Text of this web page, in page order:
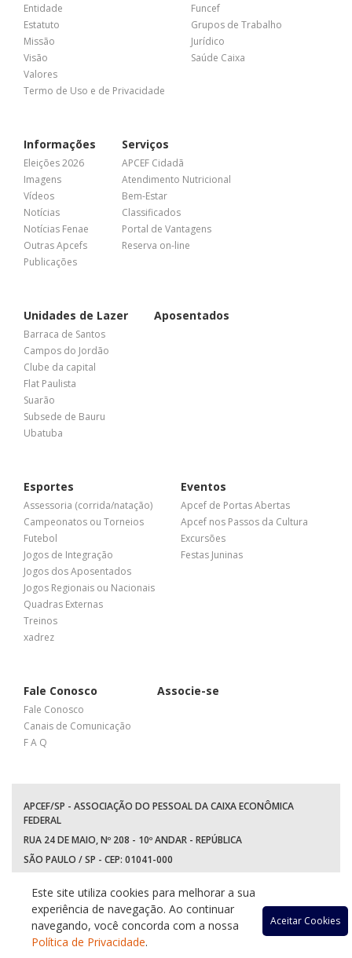
Entidade
Estatuto
Missão
Visão
Valores
Termo de Uso e de Privacidade
Funcef
Grupos de Trabalho
Jurídico
Saúde Caixa
Informações
Eleições 2026
Imagens
Vídeos
Notícias
Notícias Fenae
Outras Apcefs
Publicações
Serviços
APCEF Cidadã
Atendimento Nutricional
Bem-Estar
Classificados
Portal de Vantagens
Reserva on-line
Unidades de Lazer
Barraca de Santos
Campos do Jordão
Clube da capital
Flat Paulista
Suarão
Subsede de Bauru
Ubatuba
Aposentados
Esportes
Assessoria (corrida/natação)
Campeonatos ou Torneios
Futebol
Jogos de Integração
Jogos dos Aposentados
Jogos Regionais ou Nacionais
Quadras Externas
Treinos
xadrez
Eventos
Apcef de Portas Abertas
Apcef nos Passos da Cultura
Excursões
Festas Juninas
Fale Conosco
Fale Conosco
Canais de Comunicação
F A Q
Associe-se
APCEF/SP - ASSOCIAÇÃO DO PESSOAL DA CAIXA ECONÔMICA
FEDERAL
RUA 24 DE MAIO, Nº 208 - 10º ANDAR - REPÚBLICA
SÃO PAULO / SP - CEP: 01041-000
WhatsApp: (11) 94597-5758
Acessar
Acessar
Este site utiliza cookies para melhorar a sua
experiência de navegação. Ao continuar
navegando, você concorda com a nossa
Política de Privacidade.
Aceitar Cookies